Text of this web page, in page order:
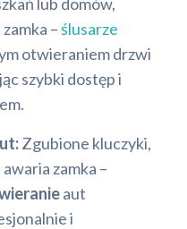
–ślusarze
otwieraniem drzwi
szybki dostęp i
Zgubione kluczyki,
zamka –
aut
i